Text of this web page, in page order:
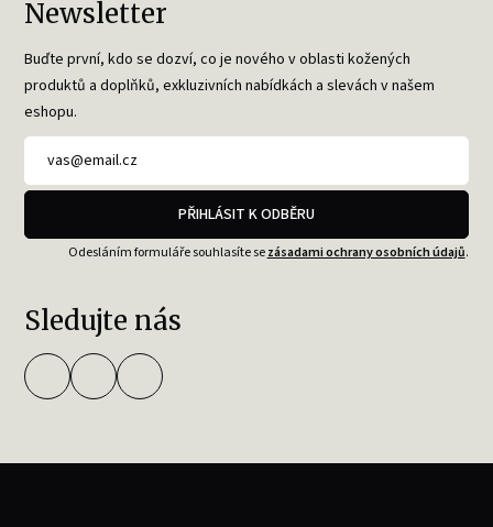
Newsletter
Buďte první, kdo se dozví, co je nového v oblasti kožených
produktů a doplňků, exkluzivních nabídkách a slevách v našem
eshopu.
PŘIHLÁSIT K ODBĚRU
Odesláním formuláře souhlasíte sezásadami ochrany osobních údajů.
Sledujte nás